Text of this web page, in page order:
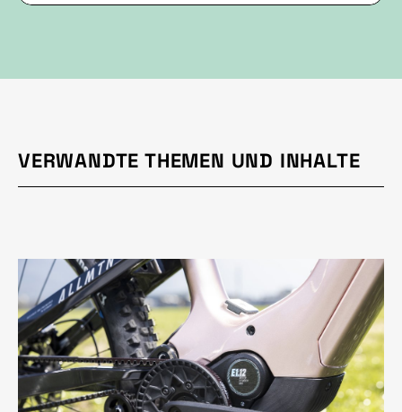
VERWANDTE THEMEN UND INHALTE